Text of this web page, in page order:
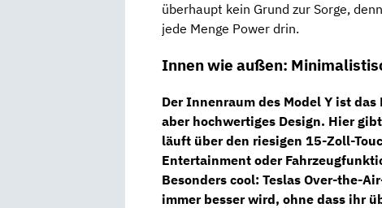
überhaupt kein Grund zur Sorge,
jede Menge Power drin.
Innen wie außen:
Der Innenraum des Model Y ist
aber hochwertiges Design. Hier
läuft über den riesigen 15-Zoll-
Entertainment oder
Besonders cool: Teslas Over-the-
immer besser wird, ohne dass ihr